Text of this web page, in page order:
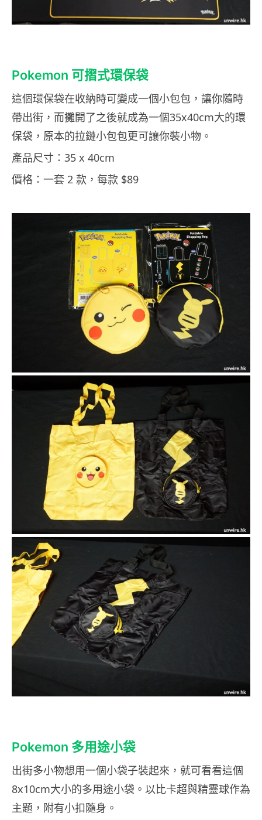
Pokemon 可摺式環保袋
這個環保袋在收納時可變成一個小包包，讓你隨時
帶出街，而攤開了之後就成為一個35x40cm大的環
保袋，原本的拉鏈小包包更可讓你裝小物。
產品尺寸：35 x 40cm
價格：一套 2 款，每款 $89
Pokemon 多用途小袋
出街多小物想用一個小袋子裝起來，就可看看這個
8x10cm大小的多用途小袋。以比卡超與精靈球作為
主題，附有小扣隨身。